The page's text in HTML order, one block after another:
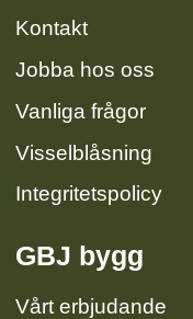
Kontakt
Jobba hos oss
Vanliga frågor
Visselblåsning
Integritetspolicy
GBJ bygg
Vårt erbjudande